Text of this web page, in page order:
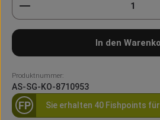
In den
Produktnummer:
AS-SG-KO-8710953
FP Sie erhalten 40 Fishpoints